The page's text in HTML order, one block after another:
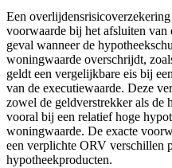
Een
voorwaarde bij het afsluiten van
geval wanneer de
woningwaarde overschrijdt,
geldt een vergelijkbare eis bij
van de executiewaarde. Deze
zowel de geldverstrekker als de
vooral bij een relatief hoge
woningwaarde. De exacte
een verplichte ORV verschillen
hypotheekproducten.